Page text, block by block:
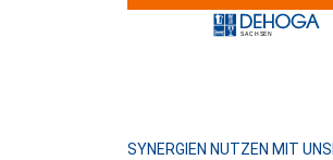
SYNERGIEN NUTZEN MIT